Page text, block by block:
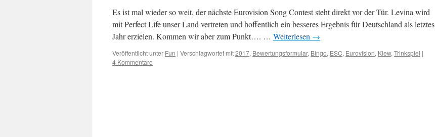
Es ist mal wieder so weit, der nächste Eurovision Song Contest steht direkt vor der Tür. Levina wird
mit Perfect Life unser Land vertreten und hoffentlich ein besseres Ergebnis für Deutschland als letztes
Jahr erzielen. Kommen wir aber zum Punkt…. … Weiterlesen →
Veröffentlicht unter Fun | Verschlagwortet mit2017, Bewertungsformular, Bingo, ESC, Eurovision, Kiew, Trinkspiel |
4 Kommentare